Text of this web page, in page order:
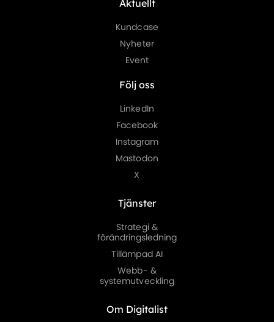
Aktuellt
Kundcase
Nyheter
Event
Följ oss
LinkedIn
Facebook
Instagram
Mastodon
X
Tjänster
Strategi &
förändringsledning
Tillämpad AI
Webb- &
systemutveckling
Om Digitalist